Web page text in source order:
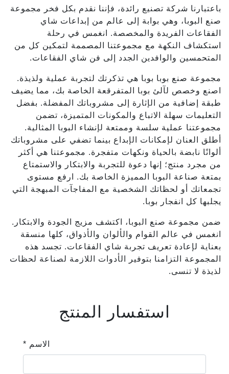
باعتبارنا شركة تصنيع رائدة، فإننا نقدم بكل فخر مجموعة
صنع البوبا، وهي بوابة إلى عالم من إبداعات شاي
الفقاعات الفريدة والمخصصة. انغمس في رحلة
استكشاف النكهة مع مجموعتنا المصممة لتمكين كل من
المتحمسين والوافدين الجدد إلى فن شاي الفقاعات.
مجموعة صنع بوبا بوبا هي تذكرتك لتجربة عملية ولذيذة.
اصنع وخصص لآلئ بوبا المتفرقعة الخاصة بك، مما يضيف
طبقة إضافية من الإثارة إلى مشروباتك المفضلة. بفضل
التعليمات سهلة الاتباع والمكونات المتميزة، تضمن
مجموعتنا عملية سلسة وممتعة لإنشاء البوبا المثالية.
أطلق العنان لإمكانات الإبداع بينما تضفي على مشروباتك
ألوانًا نابضة بالحياة ونكهات متفجرة. مجموعتنا هي أكثر
من مجرد منتج؛ إنها دعوة للتجربة والابتكار والاستمتاع
بمتعة صناعة البوبا المميزة الخاصة بك. ارفع مستوى
تجمعاتك أو لحظاتك الشخصية مع المفاجآت المبهجة التي
يجلبها كل انفجار بوبا.
ضمن مجموعة صنع البوبا، اكتشف مزيج الجودة والابتكار.
انغمس في عالم القوام والألوان والأذواق، كلها منسقة
بعناية لإعادة تعريف تجربة شاي الفقاعات. تجسد هذه
المجموعة التزامنا بتوفير الأدوات اللازمة لصناعة لحظات
لذيذة لا تنسى.
استفسار المنتج
* الاسم